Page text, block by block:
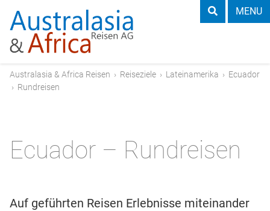
MENU
Australasia & Africa Reisen › Reiseziele › Lateinamerika › Ecuador
› Rundreisen
Ecuador – Rundreisen
Auf geführten Reisen Erlebnisse miteinander